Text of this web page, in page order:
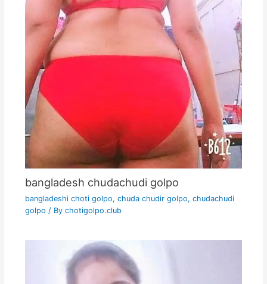
bangladesh chudachudi golpo
bangladeshi choti golpo, chuda chudir golpo, chudachudi
golpo / By chotigolpo.club